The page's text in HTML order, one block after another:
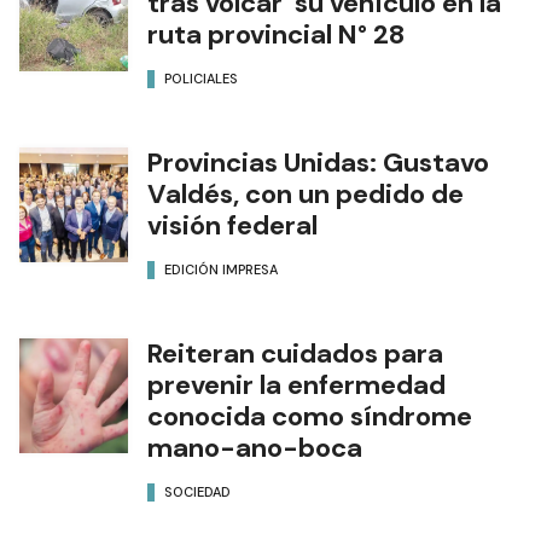
ruta provincial N° 28
POLICIALES
Provincias Unidas: Gustavo
Valdés, con un pedido de
visión federal
EDICIÓN IMPRESA
Reiteran cuidados para
prevenir la enfermedad
conocida como síndrome
mano-ano-boca
SOCIEDAD